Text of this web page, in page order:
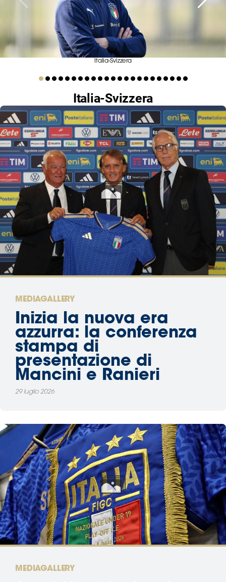
Serie
Museo
del
partner
delle
nazionali
Assicurazione
Cerca
Whistleblowing
Area
Media
Assicurazione
Social media
Italia-Svizzera
Italia-Svizzera
MEDIAGALLERY
Inizia la nuova era
azzurra: la conferenza
stampa di
presentazione di
Mancini e Ranieri
29 luglio 2026
MEDIAGALLERY